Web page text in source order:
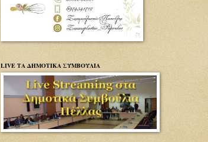
LIVE ΤΑ ΔΗΜΟΤΙΚΑ ΣΥΜΒΟΥΛΙΑ